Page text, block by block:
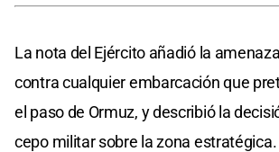
La nota del Ejército añadió la
contra cualquier embarcación que
el paso de Ormuz, y describió la
cepo militar sobre la zona estratégica.